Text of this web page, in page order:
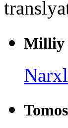
Milliy